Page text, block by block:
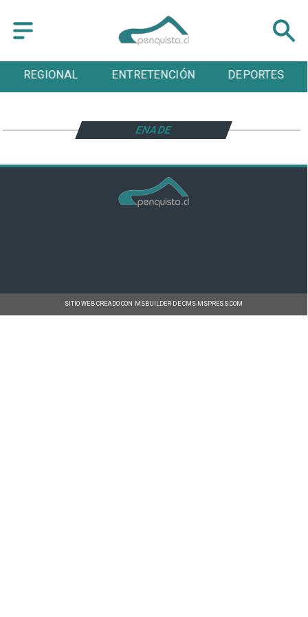
REGIONAL ENTRETENCIÓN DEPORTES
ENADE
SITIO WEB CREADO CON MSBUILDER DE CMS-MSPRESS.COM